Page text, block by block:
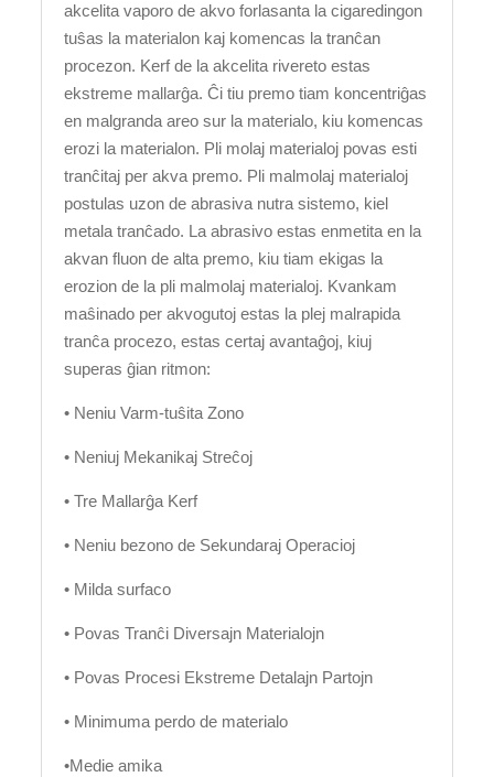
akcelita vaporo de akvo forlasanta la cigaredingon
tuŝas la materialon kaj komencas la tranĉan
procezon. Kerf de la akcelita rivereto estas
ekstreme mallarĝa. Ĉi tiu premo tiam koncentriĝas
en malgranda areo sur la materialo, kiu komencas
erozi la materialon. Pli molaj materialoj povas esti
tranĉitaj per akva premo. Pli malmolaj materialoj
postulas uzon de abrasiva nutra sistemo, kiel
metala tranĉado. La abrasivo estas enmetita en la
akvan fluon de alta premo, kiu tiam ekigas la
erozion de la pli malmolaj materialoj. Kvankam
maŝinado per akvogutoj estas la plej malrapida
tranĉa procezo, estas certaj avantaĝoj, kiuj
superas ĝian ritmon:
• Neniu Varm-tuŝita Zono
• Neniuj Mekanikaj Streĉoj
• Tre Mallarĝa Kerf
• Neniu bezono de Sekundaraj Operacioj
• Milda surfaco
• Povas Tranĉi Diversajn Materialojn
• Povas Procesi Ekstreme Detalajn Partojn
• Minimuma perdo de materialo
•Medie amika